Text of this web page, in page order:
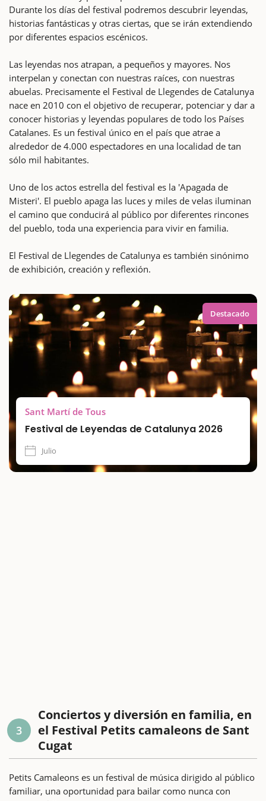
Durante los días del festival podremos descubrir leyendas,
historias fantásticas y otras ciertas, que se irán extendiendo
por diferentes espacios escénicos.
Las leyendas nos atrapan, a pequeños y mayores. Nos
interpelan y conectan con nuestras raíces, con nuestras
abuelas. Precisamente el Festival de Llegendes de Catalunya
nace en 2010 con el objetivo de recuperar, potenciar y dar a
conocer historias y leyendas populares de todo los Países
Catalanes. Es un festival único en el país que atrae a
alrededor de 4.000 espectadores en una localidad de tan
sólo mil habitantes.
Uno de los actos estrella del festival es la 'Apagada de
Misteri'. El pueblo apaga las luces y miles de velas iluminan
el camino que conducirá al público por diferentes rincones
del pueblo, toda una experiencia para vivir en familia.
El Festival de Llegendes de Catalunya es también sinónimo
de exhibición, creación y reflexión.
Sant Martí de Tous
Festival de Leyendas de Catalunya 2026
Julio
Destacado
3
Conciertos y diversión en familia, en
el Festival Petits camaleons de Sant
Cugat
Petits Camaleons es un festival de música dirigido al público
familiar, una oportunidad para bailar como nunca con